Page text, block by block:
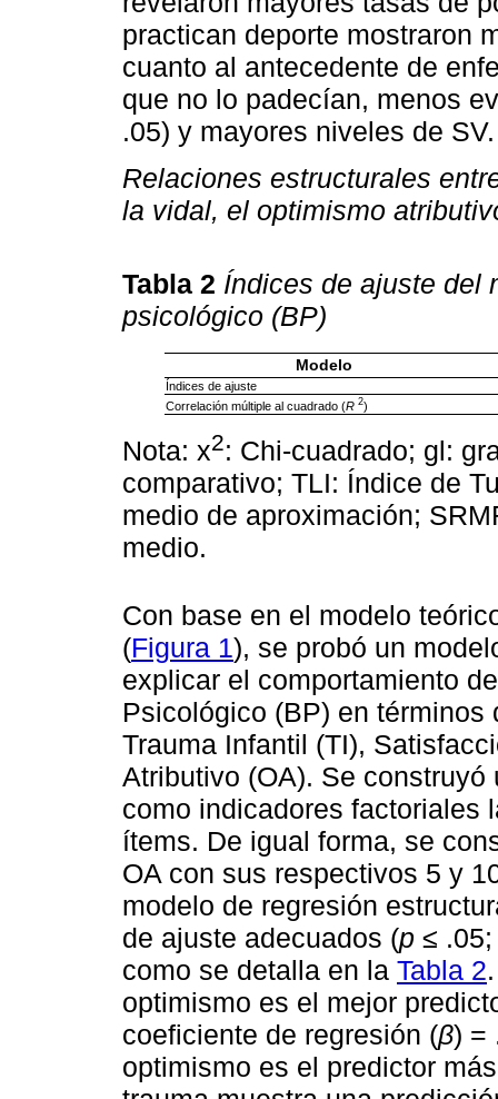
practican deporte mostraron
cuanto al antecedente de
que no lo padecían, menos
.05) y mayores niveles de SV.
Relaciones estructurales
la vidal, el optimismo
Tabla 2 Índices de ajuste del
psicológico (BP)
Modelo
Índices de ajuste
Correlación múltiple al cuadrado (R 2)
Nota: x2: Chi-cuadrado; gl:
comparativo; TLI: Índice de
medio de aproximación;
medio.
Con base en el modelo
(Figura 1), se probó un
explicar el comportamiento
Psicológico (BP) en
Trauma Infantil (TI),
Atributivo (OA). Se
como indicadores factoriales
ítems. De igual forma, se
OA con sus respectivos 5 y
modelo de regresión
de ajuste adecuados (p ≤
como se detalla en la Tabla 2
optimismo es el mejor
coeficiente de regresión (β) =
optimismo es el predictor